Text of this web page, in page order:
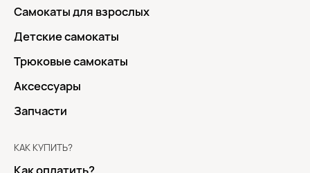
Самокаты для взрослых
Детские самокаты
Трюковые самокаты
Аксессуары
Запчасти
КАК КУПИТЬ?